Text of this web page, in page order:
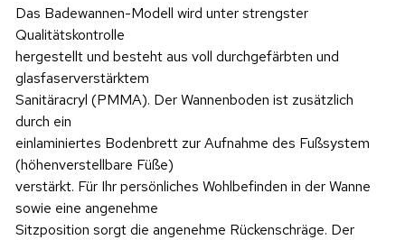
Das Badewannen-Modell wird unter strengster
Qualitätskontrolle
hergestellt und besteht aus voll durchgefärbten und
glasfaserverstärktem
Sanitäracryl (PMMA). Der Wannenboden ist zusätzlich
durch ein
einlaminiertes Bodenbrett zur Aufnahme des Fußsystem
(höhenverstellbare Füße)
verstärkt. Für Ihr persönliches Wohlbefinden in der Wanne
sowie eine angenehme
Sitzposition sorgt die angenehme Rückenschräge. Der